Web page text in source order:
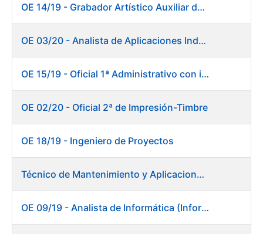
OE 14/19 - Grabador Artístico Auxiliar de Originales. Departamento de Preimpresión
OE 03/20 - Analista de Aplicaciones Industriales
OE 15/19 - Oficial 1ª Administrativo con inglés y francés
OE 02/20 - Oficial 2ª de Impresión-Timbre
OE 18/19 - Ingeniero de Proyectos
Técnico de Mantenimiento y Aplicaciones Industriales - Centro de trabajo de Burgos
OE 09/19 - Analista de Informática (Informática)